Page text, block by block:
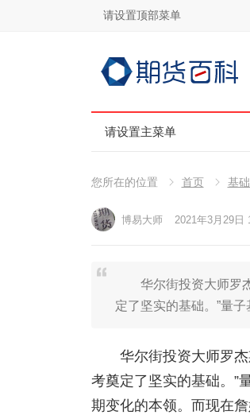
请设置顶部菜单
请设置主菜单
您所在的位置 首页 基
博易大师 2021年3月29日
华尔街投资大师罗杰
定了坚实的基础。”量
华尔街投资大师罗杰
考奠定了坚实的基础。”
期变化的本领。而现在